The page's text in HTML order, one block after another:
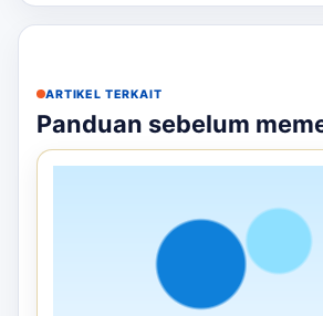
ARTIKEL TERKAIT
Panduan sebelum